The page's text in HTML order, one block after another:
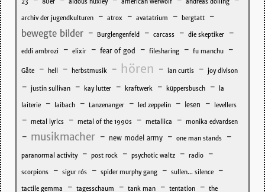
23 80er aldous huxley american werwolf andreas dölling
archiv der jugendkulturen - atrox - avatatrium - bergtatt -
bewegte bilder - Burglengenfeld - carcass - die skeptiker -
eddi ambrozi - elixir - fear of god - filesharing - fu manchu -
Gåte - hell - herbstmusik - hören - ian curtis - joy divison
- justin sullivan - kay lutter - kraftwerk - küppersbusch - la
laiterie - laibach - Lanzenanger - led zeppelin - lesen - levellers
- metal lyrics - metal of the 1990s - metallica - monika edvardsen
- musikmacher - new model army - one man stands -
paranormal activity - post rock - psychotic waltz - radio -
scorpions - sigur rós - spider murphy gang - sullen... silence -
tactile gemma - tagesschaum - tank man - tentation - the